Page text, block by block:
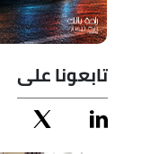
تابعونا على